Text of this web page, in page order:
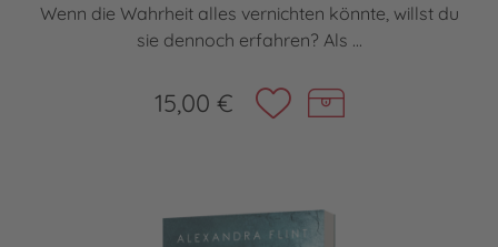
Wenn die Wahrheit alles vernichten könnte, willst du
sie dennoch erfahren? Als ...
15,00 €